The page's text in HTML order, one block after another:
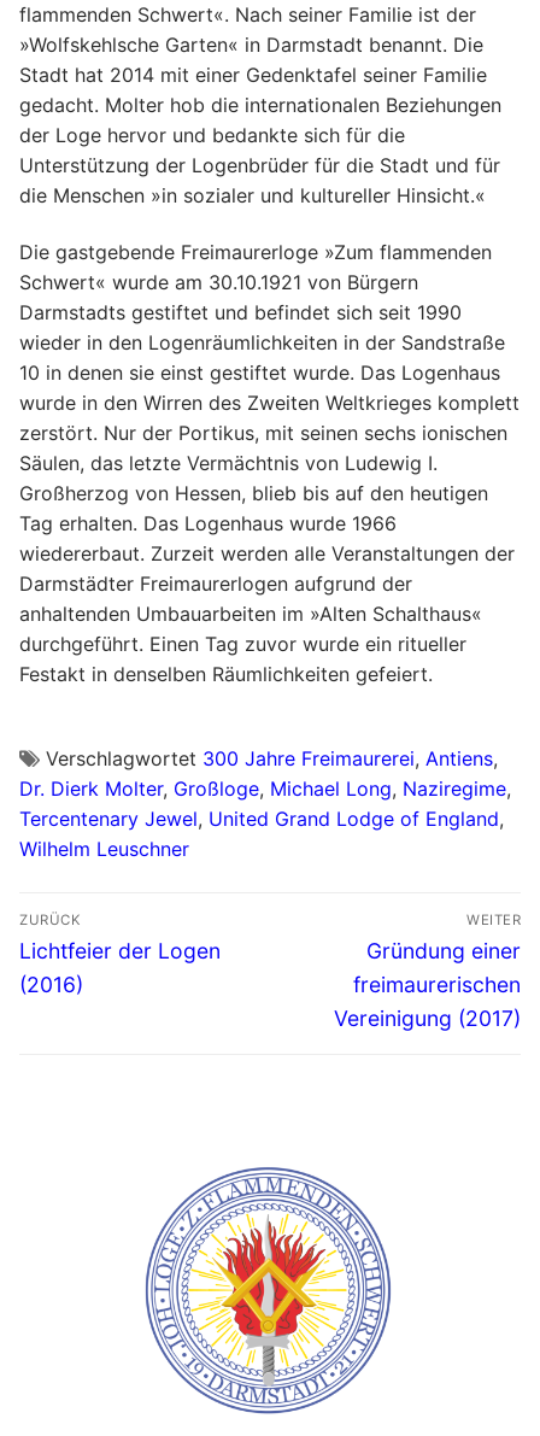
flammenden Schwert«. Nach seiner Familie ist der
»Wolfskehlsche Garten« in Darmstadt benannt. Die
Stadt hat 2014 mit einer Gedenktafel seiner Familie
gedacht. Molter hob die internationalen Beziehungen
der Loge hervor und bedankte sich für die
Unterstützung der Logenbrüder für die Stadt und für
die Menschen »in sozialer und kultureller Hinsicht.«
Die gastgebende Freimaurerloge »Zum flammenden
Schwert« wurde am 30.10.1921 von Bürgern
Darmstadts gestiftet und befindet sich seit 1990
wieder in den Logenräumlichkeiten in der Sandstraße
10 in denen sie einst gestiftet wurde. Das Logenhaus
wurde in den Wirren des Zweiten Weltkrieges komplett
zerstört. Nur der Portikus, mit seinen sechs ionischen
Säulen, das letzte Vermächtnis von Ludewig I.
Großherzog von Hessen, blieb bis auf den heutigen
Tag erhalten. Das Logenhaus wurde 1966
wiedererbaut. Zurzeit werden alle Veranstaltungen der
Darmstädter Freimaurerlogen aufgrund der
anhaltenden Umbauarbeiten im »Alten Schalthaus«
durchgeführt. Einen Tag zuvor wurde ein ritueller
Festakt in denselben Räumlichkeiten gefeiert.
Verschlagwortet 300 Jahre Freimaurerei, Antiens,
Dr. Dierk Molter, Großloge, Michael Long, Naziregime,
Tercentenary Jewel, United Grand Lodge of England,
Wilhelm Leuschner
Beitrags-
Navigation
ZURÜCK
Vorheriger
Beitrag:
Lichtfeier der Logen
(2016)
WEITER
Nächster
Beitrag:
Gründung einer
freimaurerischen
Vereinigung (2017)